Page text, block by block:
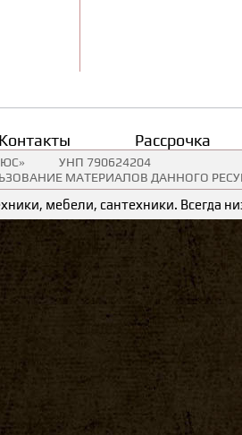
Контакты Рассрочка
УНП 790624204
МАТЕРИАЛОВ ДАННОГО
мебели, сантехники. Всегда